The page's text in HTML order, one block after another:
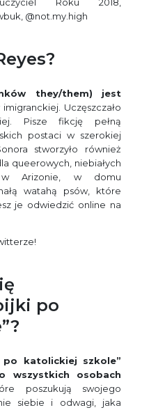
@not.my.high
they/them) jest
Uczęszczało
Pisze fikcję pełną
postaci w szerokiej
stworzyło również
queerowych, niebiałych
w Arizonie, w domu
watahą psów, które
je odwiedzić online na
po
po katolickiej szkole”
wszystkich osobach
poszukują swojego
siebie i odwagi, jaka